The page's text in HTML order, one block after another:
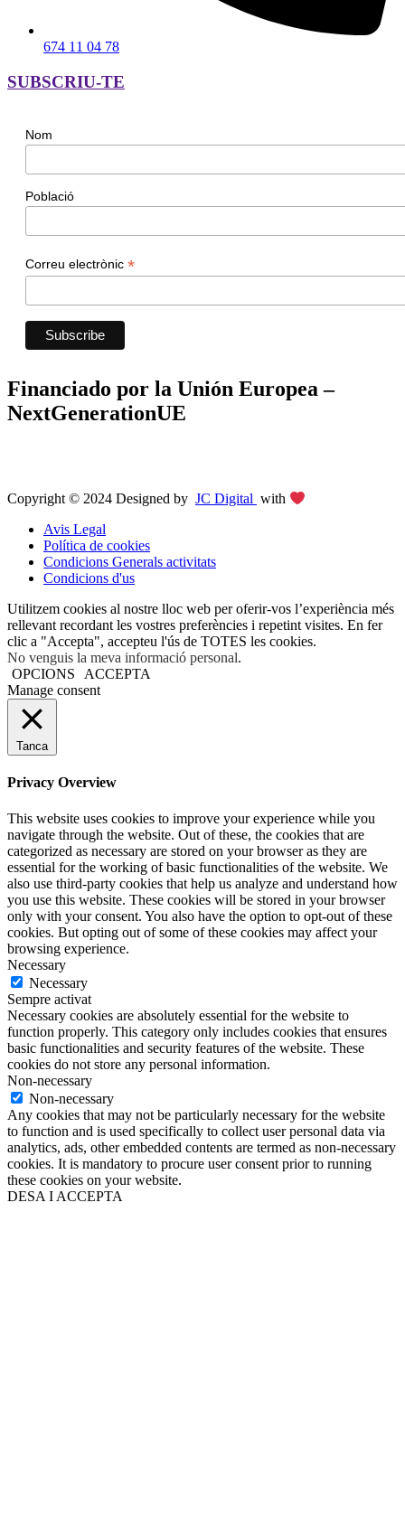
674 11 04 78
SUBSCRIU-TE
Nom
Població
Correu electrònic *
Financiado por la Unión Europea –
NextGenerationUE
Copyright © 2024 Designed by JC Digital with
Avis Legal
Política de cookies
Condicions Generals activitats
Condicions d'us
Utilitzem cookies al nostre lloc web per oferir-vos l’experiència més
rellevant recordant les vostres preferències i repetint visites. En fer
clic a "Accepta", accepteu l'ús de TOTES les cookies.
No venguis la meva informació personal.
OPCIONS
ACCEPTA
Manage consent
Tanca
Privacy Overview
This website uses cookies to improve your experience while you
navigate through the website. Out of these, the cookies that are
categorized as necessary are stored on your browser as they are
essential for the working of basic functionalities of the website. We
also use third-party cookies that help us analyze and understand how
you use this website. These cookies will be stored in your browser
only with your consent. You also have the option to opt-out of these
cookies. But opting out of some of these cookies may affect your
browsing experience.
Necessary
Necessary
Sempre activat
Necessary cookies are absolutely essential for the website to
function properly. This category only includes cookies that ensures
basic functionalities and security features of the website. These
cookies do not store any personal information.
Non-necessary
Non-necessary
Any cookies that may not be particularly necessary for the website
to function and is used specifically to collect user personal data via
analytics, ads, other embedded contents are termed as non-necessary
cookies. It is mandatory to procure user consent prior to running
these cookies on your website.
DESA I ACCEPTA